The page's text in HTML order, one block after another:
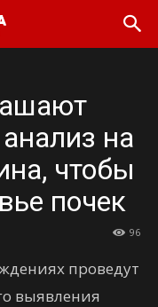
на
чтобы
почек
96
проведут
выявления